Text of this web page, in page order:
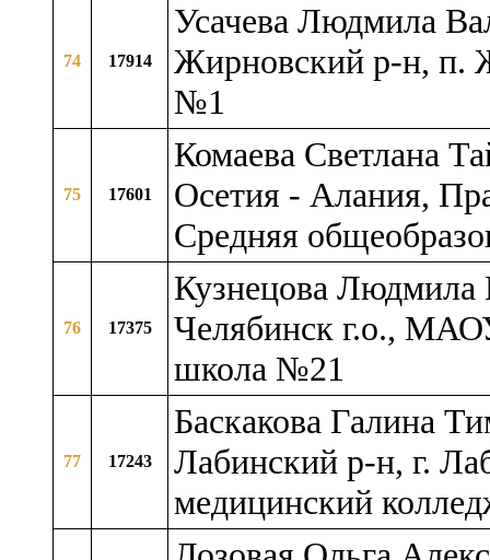
74 17914
Усачева Людмила
Жирновский р-н,
№1
75 17601
Комаева Светлана
Осетия - Алания,
Средняя
76 17375
Кузнецова Людмила
Челябинск г.о.,
школа №21
77 17243
Баскакова Галина
Лабинский р-н, г.
медицинский